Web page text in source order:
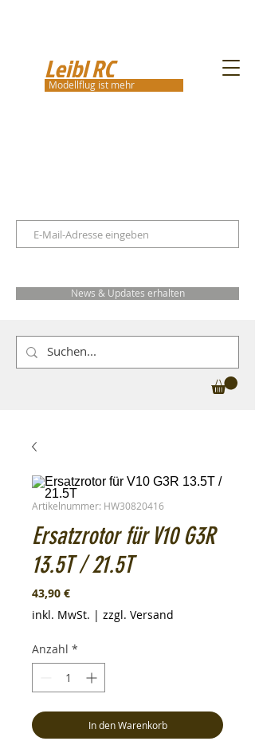
Leibl RC
Modellflug ist mehr
News & Updates erhalten
Artikelnummer: HW30820416
Ersatzrotor für V10 G3R
13.5T / 21.5T
43,90 €Preis
inkl. MwSt. | zzgl. Versand
Anzahl *
In den Warenkorb